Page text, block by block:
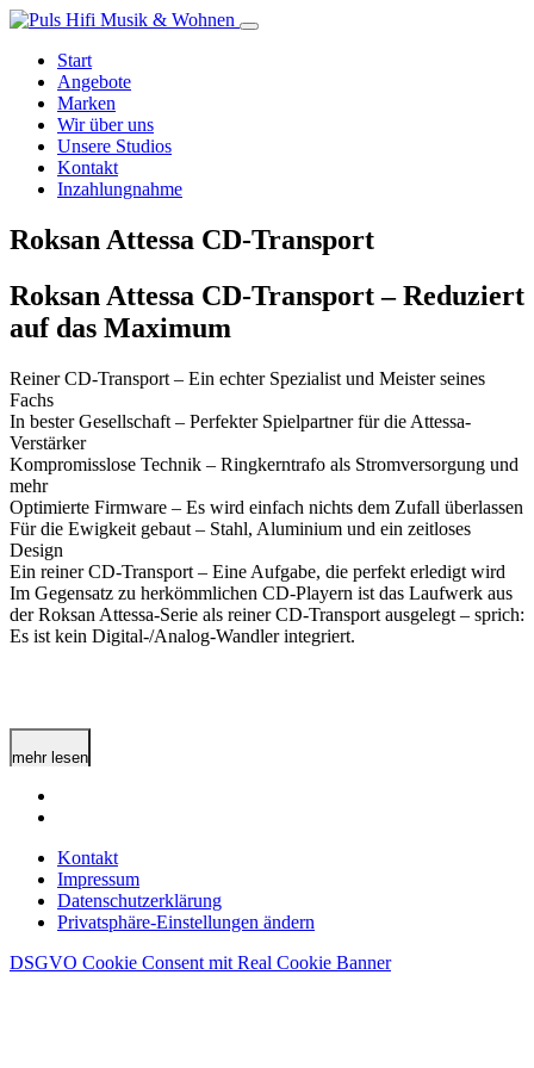
Start
Angebote
Marken
Wir über uns
Unsere Studios
Kontakt
Inzahlungnahme
Roksan Attessa CD-Transport
Roksan Attessa CD-Transport – Reduziert
auf das Maximum
Reiner CD-Transport – Ein echter Spezialist und Meister seines
Fachs
In bester Gesellschaft – Perfekter Spielpartner für die Attessa-
Verstärker
Kompromisslose Technik – Ringkerntrafo als Stromversorgung und
mehr
Optimierte Firmware – Es wird einfach nichts dem Zufall überlassen
Für die Ewigkeit gebaut – Stahl, Aluminium und ein zeitloses
Design
Ein reiner CD-Transport – Eine Aufgabe, die perfekt erledigt wird
Im Gegensatz zu herkömmlichen CD-Playern ist das Laufwerk aus
der Roksan Attessa-Serie als reiner CD-Transport ausgelegt – sprich:
Es ist kein Digital-/Analog-Wandler integriert.
mehr lesen
Kontakt
Impressum
Datenschutzerklärung
Privatsphäre-Einstellungen ändern
DSGVO Cookie Consent mit Real Cookie Banner